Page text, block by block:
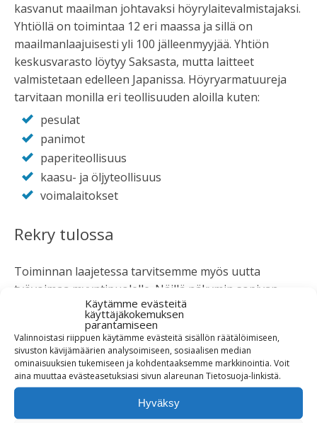
Käytämme evästeitä
käyttäjäkokemuksen
parantamiseen
Valinnoistasi riippuen käytämme evästeitä sisällön räätälöimiseen,
sivuston kävijämäärien analysoimiseen, sosiaalisen median
ominaisuuksien tukemiseen ja kohdentaaksemme markkinointia. Voit
aina muuttaa evästeasetuksiasi sivun alareunan Tietosuoja-linkistä.
Hyväksy
kasvanut maailman johtavaksi höyrylaitevalmistajaksi.
Yhtiöllä on toimintaa 12 eri maassa ja sillä on
maailmanlaajuisesti yli 100 jälleenmyyjää. Yhtiön
keskusvarasto löytyy Saksasta, mutta laitteet
valmistetaan edelleen Japanissa. Höyryarmatuureja
tarvitaan monilla eri teollisuuden aloilla kuten:
pesulat
panimot
paperiteollisuus
kaasu- ja öljyteollisuus
voimalaitokset
Rekry tulossa
Toiminnan laajetessa tarvitsemme myös uutta
työvoimaa myyntipuolelle. Näillä näkymin sopivan
henkilön palkkaaminen voisi olla ajankohtaista kesän
jälkeen, jolloin kielitaitoinen (saksa/englanti) myyjä,
voisi aloittaa työt. Muutamia kriteerejä avautuvaan
tehtävään:
Olet valmis liikkuvaan työhön, koska
asiakaskäyntejä tulee tehdä myös
pohjoisemmassa Suomessa.